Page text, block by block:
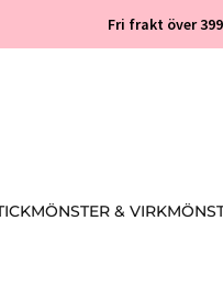
Fri frakt över
&